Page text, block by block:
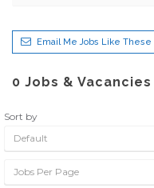
Email Me Jobs Like These
0 Jobs & Vacancies
Sort by
Default
Jobs Per Page